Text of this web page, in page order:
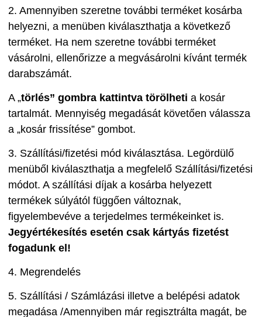
2. Amennyiben szeretne további terméket kosárba
helyezni, a menüben kiválaszthatja a következő
terméket. Ha nem szeretne további terméket
vásárolni, ellenőrizze a megvásárolni kívánt termék
darabszámát.
A „törlés” gombra kattintva törölheti a kosár
tartalmát. Mennyiség megadását követően válassza
a „kosár frissítése” gombot.
3. Szállítási/fizetési mód kiválasztása. Legördülő
menüből kiválaszthatja a megfelelő Szállítási/fizetési
módot. A szállítási díjak a kosárba helyezett
termékek súlyától függően változnak,
figyelembevéve a terjedelmes termékeinket is.
Jegyértékesítés esetén csak kártyás fizetést
fogadunk el!
4. Megrendelés
5. Szállítási / Számlázási illetve a belépési adatok
megadása /Amennyiben már regisztrálta magát, be